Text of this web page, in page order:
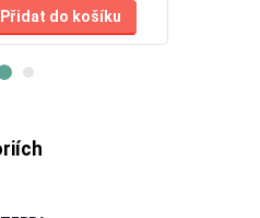
Přidat do košíku